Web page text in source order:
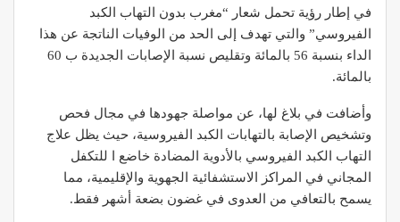
في إطار رؤية تحمل شعار “مغرب بدون التهاب الكبد
الفيروسي” والتي تهدف إلى الحد من الوفيات الناتجة عن هذا
الداء بنسبة 56 بالمائة وتقليص نسبة الإصابات الجديدة ب 60
بالمائة.
وأضافت في بلاغ لها، عن مواصلة جهودها في مجال فحص
وتشخيص الإصابة بالتهابات الكبد الفيروسية، حيث يظل علاج
التهاب الكبد الفيروسي بالأدوية المضادة خاضع ا للتكفل
المجاني في المراكز الاستشفائية الجهوية والإقليمية، مما
يسمح بالتعافي من العدوى في غضون بضعة أشهر فقط.